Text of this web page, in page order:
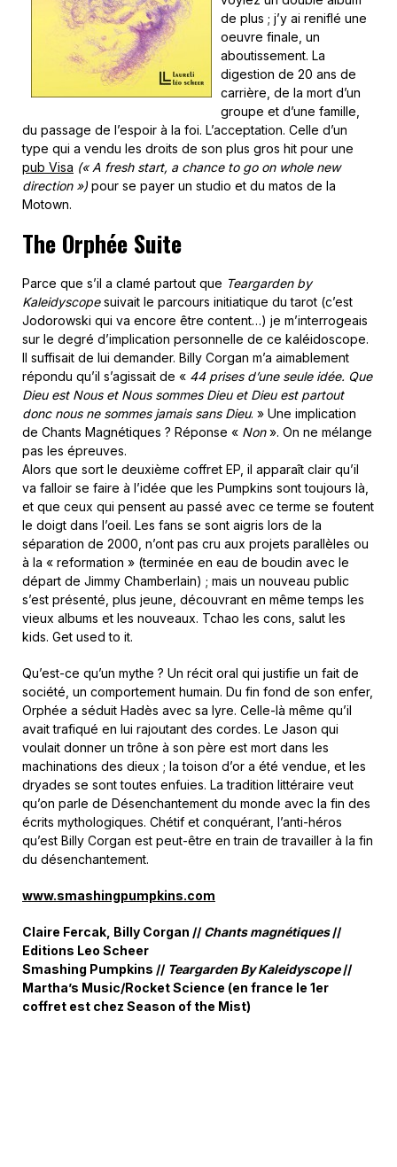
de plus ; j’y ai reniflé une
oeuvre finale, un
aboutissement. La
digestion de 20 ans de
carrière, de la mort d’un
groupe et d’une famille,
du passage de l’espoir à la foi. L’acceptation. Celle d’un
type qui a vendu les droits de son plus gros hit pour une
pub Visa (« A fresh start, a chance to go on whole new
direction ») pour se payer un studio et du matos de la
Motown.
The Orphée Suite
Parce que s’il a clamé partout que Teargarden by
Kaleidyscopesuivait le parcours initiatique du tarot (c’est
Jodorowski qui va encore être content…) je m’interrogeais
sur le degré d’implication personnelle de ce kaléidoscope.
Il suffisait de lui demander. Billy Corgan m’a aimablement
répondu qu’il s’agissait de « 44 prises d’une seule idée. Que
Dieu est Nous et Nous sommes Dieu et Dieu est partout
donc nous ne sommes jamais sans Dieu. » Une implication
de Chants Magnétiques ? Réponse « Non». On ne mélange
pas les épreuves.
Alors que sort le deuxième coffret EP, il apparaît clair qu’il
va falloir se faire à l’idée que les Pumpkins sont toujours là,
et que ceux qui pensent au passé avec ce terme se foutent
le doigt dans l’oeil. Les fans se sont aigris lors de la
séparation de 2000, n’ont pas cru aux projets parallèles ou
à la « reformation » (terminée en eau de boudin avec le
départ de Jimmy Chamberlain) ; mais un nouveau public
s’est présenté, plus jeune, découvrant en même temps les
vieux albums et les nouveaux. Tchao les cons, salut les
kids. Get used to it.
Qu’est-ce qu’un mythe ? Un récit oral qui justifie un fait de
société, un comportement humain. Du fin fond de son enfer,
Orphée a séduit Hadès avec sa lyre. Celle-là même qu’il
avait trafiqué en lui rajoutant des cordes. Le Jason qui
voulait donner un trône à son père est mort dans les
machinations des dieux ; la toison d’or a été vendue, et les
dryades se sont toutes enfuies. La tradition littéraire veut
qu’on parle de Désenchantement du monde avec la fin des
écrits mythologiques. Chétif et conquérant, l’anti-héros
qu’est Billy Corgan est peut-être en train de travailler à la fin
du désenchantement.
www.smashingpumpkins.com
Claire Fercak, Billy Corgan // Chants magnétiques//
Editions Leo Scheer
Smashing Pumpkins // Teargarden By Kaleidyscope//
Martha’s Music/Rocket Science (en france le 1er
coffret est chez Season of the Mist)